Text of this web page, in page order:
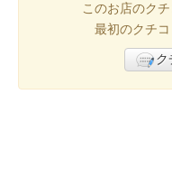
このお店のク
最初のクチ
ク